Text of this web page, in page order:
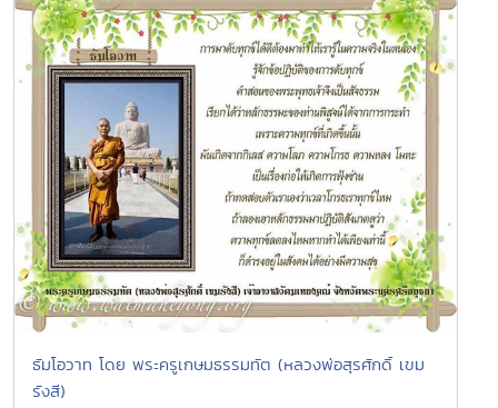
ธัมโอวาท โดย พระครูเกษมธรรมทัต (หลวงพ่อสุรศักดิ์ เขม
รังสี)